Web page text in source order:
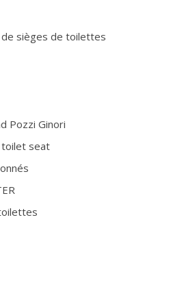
de sièges de toilettes
Pozzi Ginori
toilet seat